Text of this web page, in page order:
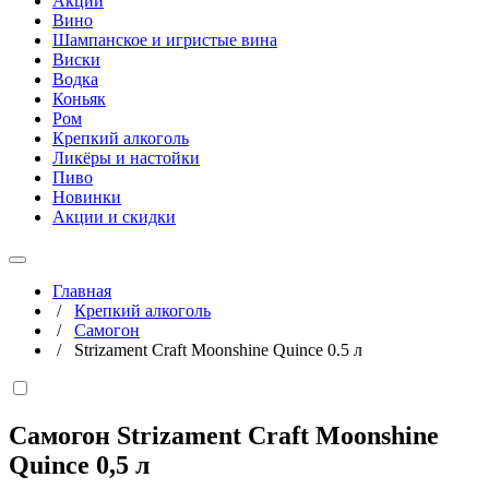
Вино
Шампанское и игристые вина
Виски
Водка
Коньяк
Ром
Крепкий алкоголь
Ликёры и настойки
Пиво
Новинки
Акции и скидки
Главная
/ Крепкий алкоголь
/ Самогон
/ Strizament Craft Moonshine Quince 0.5 л
Самогон Strizament Craft Moonshine
Quince 0,5 л